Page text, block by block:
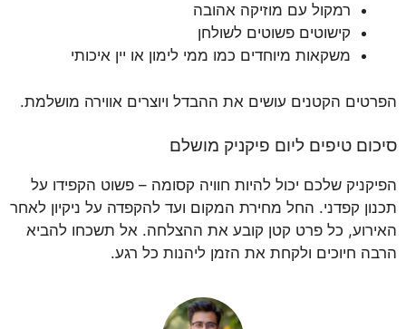
רמקול עם מוזיקה אהובה
קישוטים פשוטים לשולחן
משקאות מיוחדים כמו ממי לימון או יין איכותי
הפרטים הקטנים עושים את ההבדל ויוצרים אווירה מושלמת.
סיכום טיפים ליום פיקניק מושלם
הפיקניק שלכם יכול להיות חוויה קסומה – פשוט הקפידו על
תכנון קפדני. החל מחירת המקום ועד להקפדה על ניקיון לאחר
האירוע, כל פרט קטן קובע את ההצלחה. אל תשכחו להביא
הרבה חיוכים ולקחת את הזמן ליהנות כל רגע.